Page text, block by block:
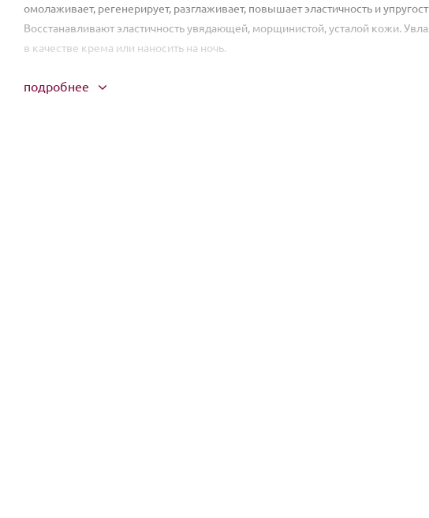
омолаживает, регенерирует, разглаживает, повышает эластичность и
Восстанавливают эластичность увядающей, морщинистой, усталой кожи.
в качестве крема или наносить на ночь.
подробнее